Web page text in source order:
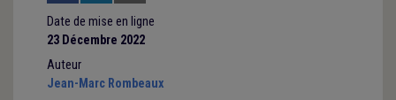
Date de mise en ligne
23 Décembre 2022
Auteur
Jean-Marc Rombeaux